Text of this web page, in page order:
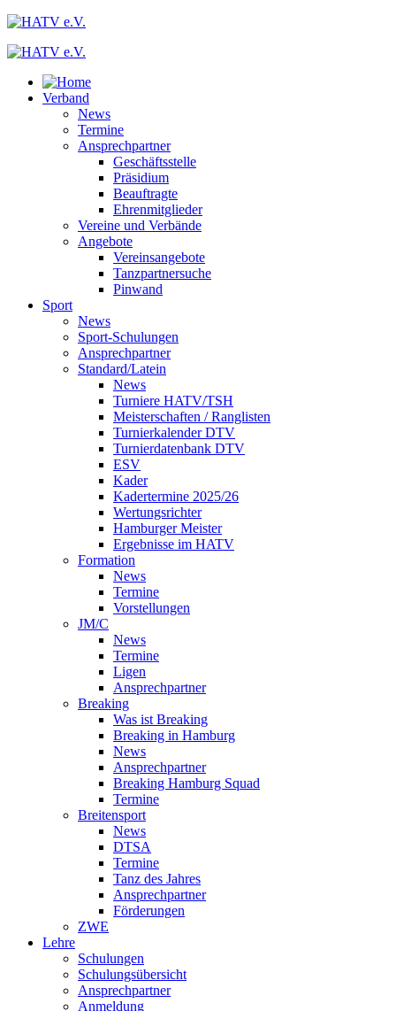
Verband
News
Termine
Ansprechpartner
Geschäftsstelle
Präsidium
Beauftragte
Ehrenmitglieder
Vereine und Verbände
Angebote
Vereinsangebote
Tanzpartnersuche
Pinwand
Sport
News
Sport-Schulungen
Ansprechpartner
Standard/Latein
News
Turniere HATV/TSH
Meisterschaften / Ranglisten
Turnierkalender DTV
Turnierdatenbank DTV
ESV
Kader
Kadertermine 2025/26
Wertungsrichter
Hamburger Meister
Ergebnisse im HATV
Formation
News
Termine
Vorstellungen
JM/C
News
Termine
Ligen
Ansprechpartner
Breaking
Was ist Breaking
Breaking in Hamburg
News
Ansprechpartner
Breaking Hamburg Squad
Termine
Breitensport
News
DTSA
Termine
Tanz des Jahres
Ansprechpartner
Förderungen
ZWE
Lehre
Schulungen
Schulungsübersicht
Ansprechpartner
Anmeldung